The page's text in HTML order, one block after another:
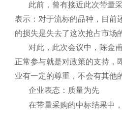
此前，曾有接近此次带量
表示：对于流标的品种，目前
的损失是失去了这次抢占市场
对此，此次会议中，陈金
正常参与就是对政策的支持，
业有一定的尊重，不会有其他
企业表态：质量为先
在带量采购的中标结果中